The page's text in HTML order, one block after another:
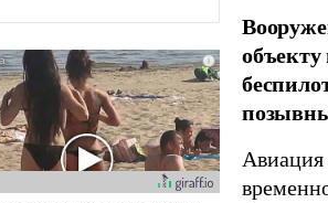
фантастики,
обсуждаемой